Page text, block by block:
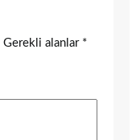
Gerekli alanlar *